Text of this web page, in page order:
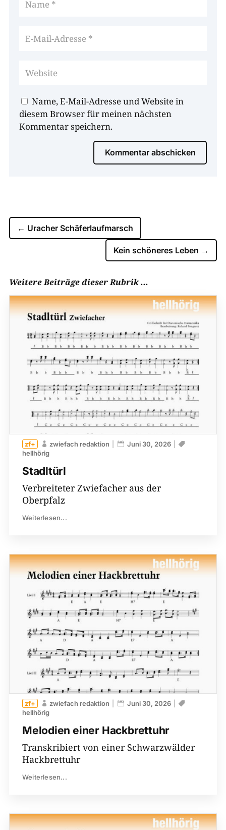
Name, E-Mail-Adresse und Website in
diesem Browser für meinen nächsten
Kommentar speichern.
Kommentar abschicken
← Uracher Schäferlaufmarsch
Kein schöneres Leben →
Weitere Beiträge dieser Rubrik ...
Stadltürl
zwiefach redaktion
Juni 30, 2026
hellhörig
Verbreiteter Zwiefacher aus der
Oberpfalz
Weiterlesen...
Melodien einer Hackbrettuhr
zwiefach redaktion
Juni 30, 2026
hellhörig
Transkribiert von einer Schwarzwälder
Hackbrettuhr
Weiterlesen...